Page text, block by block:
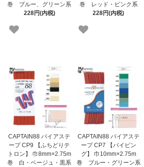
巻 ブルー、グリーン系
228円(内税)
巻 レッド・ピンク系
228円(内税)
CAPTAIN88 バイアステ
ープ CP9 【ふちどりテ
トロン】 巾8mm×2.75m
巻 白・ベージュ・黒系
CAPTAIN88 バイアステ
ープ CP7 【パイピン
グ】 巾10mm×2.75m
巻 ブルー・グリーン系